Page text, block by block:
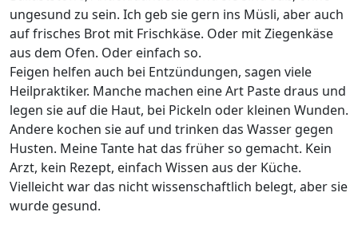
ungesund zu sein. Ich geb sie gern ins Müsli, aber auch
auf frisches Brot mit Frischkäse. Oder mit Ziegenkäse
aus dem Ofen. Oder einfach so.
Feigen helfen auch bei Entzündungen, sagen viele
Heilpraktiker. Manche machen eine Art Paste draus und
legen sie auf die Haut, bei Pickeln oder kleinen Wunden.
Andere kochen sie auf und trinken das Wasser gegen
Husten. Meine Tante hat das früher so gemacht. Kein
Arzt, kein Rezept, einfach Wissen aus der Küche.
Vielleicht war das nicht wissenschaftlich belegt, aber sie
wurde gesund.